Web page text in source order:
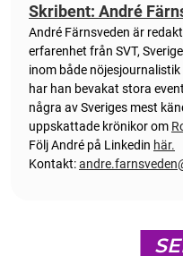
Skribent: André
André Färnsveden är
erfarenhet från SVT,
inom både
har han bevakat stora
några av Sveriges mest
uppskattade krönikor om
Följ André på Linkedin här.
Kontakt: